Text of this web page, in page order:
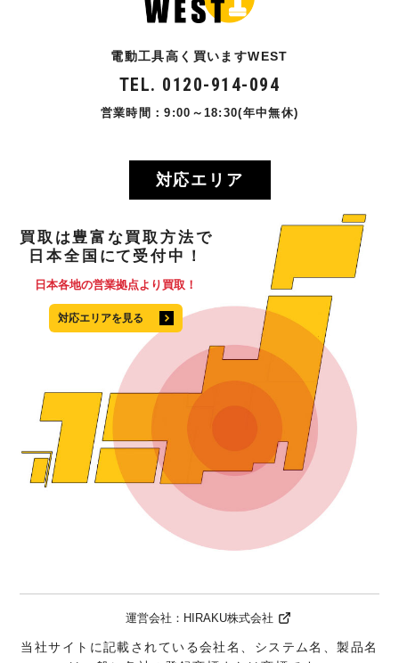
電動工具高く買いますWEST
TEL. 0120-914-094
営業時間：9:00～18:30(年中無休)
対応エリア
買取 は 豊富な買取方法で
日本全国 にて 受付中！
日本各地の営業拠点より買取！
対応エリアを見る
運営会社： HIRAKU株式会社
当社サイトに記載されている会社名、システム名、製品名